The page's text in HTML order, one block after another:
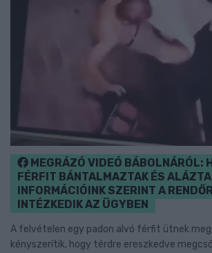
MEGRÁZÓ VIDEÓ BÁBOLNÁRÓL:
FÉRFIT BÁNTALMAZTAK ÉS
INFORMÁCIÓINK SZERINT A
INTÉZKEDIK AZ ÜGYBEN
A felvételen egy padon alvó férfit ütnek
kényszerítik, hogy térdre ereszkedve